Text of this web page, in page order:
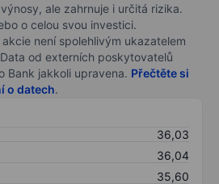
ale zahrnuje i určitá rizika.
o celou svou investici.
není spolehlivým ukazatelem
od externích poskytovatelů
Bank jakkoli upravena. Přečtěte si
o datech.
36,03
36,04
35,60